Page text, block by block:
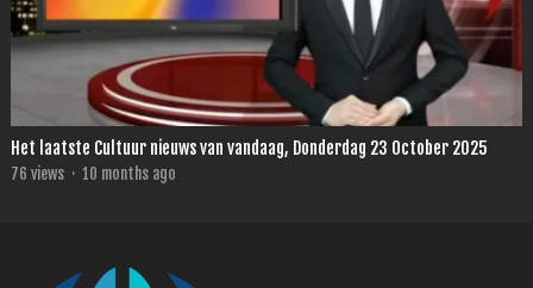
Het laatste Cultuur nieuws van vandaag, Donderdag 23 October 2025
76 views · 10 months ago